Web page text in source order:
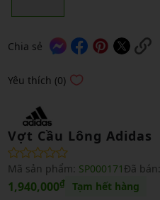
Chia sẻ
Yêu thích (0)
Vợt Cầu Lông Adidas
Mã sản phẩm: SP000171 Đã bán:
1,940,000₫ Tạm hết hàng